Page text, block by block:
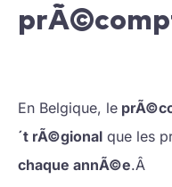
En Belgique, le
´t rÃ©gional que les
chaque annÃ©e.Â